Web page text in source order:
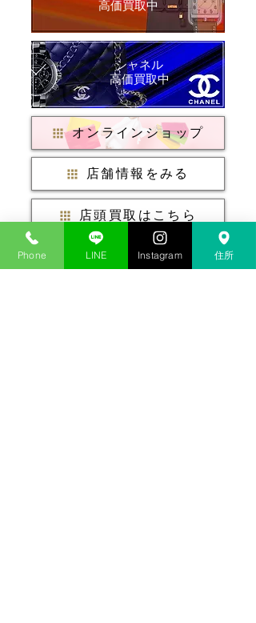
​高価買取中
シャネル
​高価買取中
オンラインショップ
店舗情報をみる
店頭買取はこちら
出張買取について
Phone LINE Instagram 住所